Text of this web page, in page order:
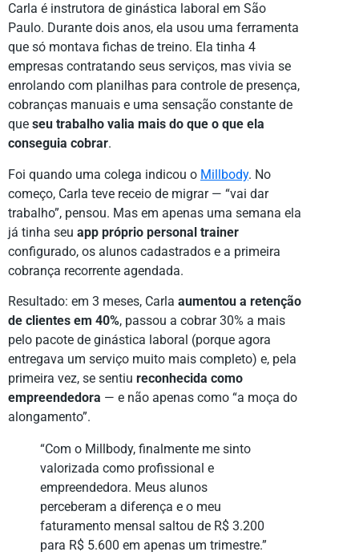
Carla é instrutora de ginástica laboral em São
Paulo. Durante dois anos, ela usou uma ferramenta
que só montava fichas de treino. Ela tinha 4
empresas contratando seus serviços, mas vivia se
enrolando com planilhas para controle de presença,
cobranças manuais e uma sensação constante de
que seu trabalho valia mais do que o que ela
conseguia cobrar.
Foi quando uma colega indicou o Millbody. No
começo, Carla teve receio de migrar — “vai dar
trabalho”, pensou. Mas em apenas uma semana ela
já tinha seu app próprio personal trainer
configurado, os alunos cadastrados e a primeira
cobrança recorrente agendada.
Resultado: em 3 meses, Carla aumentou a retenção
de clientes em 40%, passou a cobrar 30% a mais
pelo pacote de ginástica laboral (porque agora
entregava um serviço muito mais completo) e, pela
primeira vez, se sentiu reconhecida como
empreendedora — e não apenas como “a moça do
alongamento”.
“Com o Millbody, finalmente me sinto
valorizada como profissional e
empreendedora. Meus alunos
perceberam a diferença e o meu
faturamento mensal saltou de R$ 3.200
para R$ 5.600 em apenas um trimestre.”